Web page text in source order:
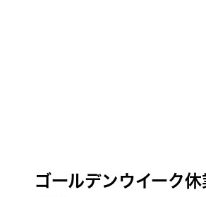
ゴールデンウイーク休